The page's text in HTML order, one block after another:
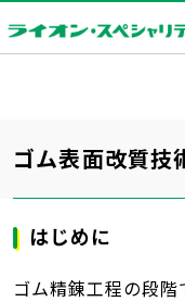
ゴム表面改質
はじめに
ゴム精錬工程の段